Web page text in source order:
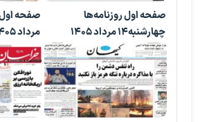
صفحه اول روزنامه‌ها
چهارشنبه14 مرداد 1405
مرداد 1405